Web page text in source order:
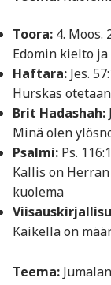
Toora: 4. Moos.
Edomin kielto
Haftara: Jes.
Hurskas
Brit Hadashah:
Minä olen
Psalmi: Ps.
Kallis on
kuolema
Kaikella on
Teema: